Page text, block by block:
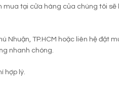
mua tại cửa hàng của chúng tôi sẽ
Nhuận, TP.HCM hoặc liên hệ đặt
nhanh chóng.
hợp lý.